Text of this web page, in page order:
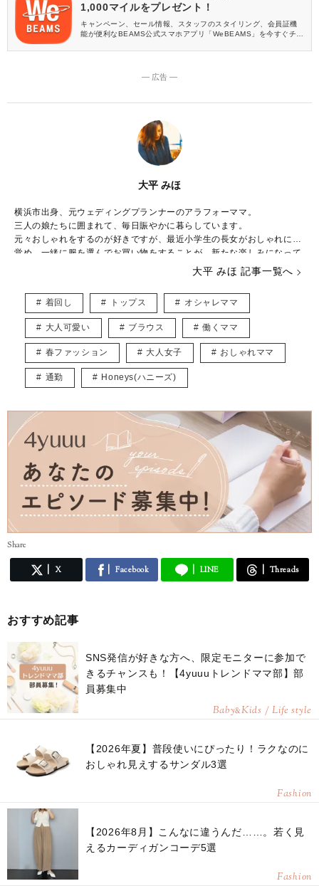
1,000マイルをプレゼント！
キャンペーン、セール情報、スタッフのスタイリング、会員証機
能が便利なBEAMS公式スマホアプリ「WeBEAMS」を今すぐチェ
― 広告 ―
大平 みほ
横浜市出身、元ウェディングプランナーのアラフォーママ。
三人の娘たちに囲まれて、毎日賑やかに暮らしています。
元々おしゃれをするのが好きですが、最近小学生の長女がおしゃれに目
覚め、一緒に服を選んでお買い物をすることが、新たな楽しみになって
イベントを考え、全力で楽しんでいます。
やりたいことがたくさんありすぎて、毎日時間が足りないのがちょっと
した悩み。
ベビーマッサージ、ベビーヨガの資格持っています。
育児をしながら、多くのママが楽しめるような記事をお届けできたらと
思っています。
大平 みほ 記事一覧へ
着回し トップス オシャレママ
大人可愛い ブラウス 働くママ
春ファッション 大人女子 おしゃれママ
通勤 Honeys(ハニーズ)
Share
X Facebook LINE Threads
おすすめ記事
SNS発信が好きな方へ、限定モニターに参加で
きるチャンスも！【4yuuuトレンドママ部】部
員募集中
Baby&Kids / Life style
【2026年夏】普段使いにぴったり！ラクなのに
おしゃれ見えするサンダル3選
Fashion
【2026年8月】こんなに違うんだ……。若く見
えるカーディガンコーデ5選
Fashion